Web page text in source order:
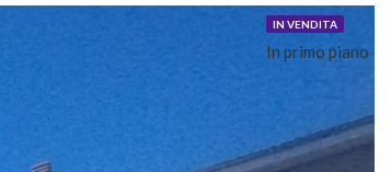
IN VENDITA
In primo piano